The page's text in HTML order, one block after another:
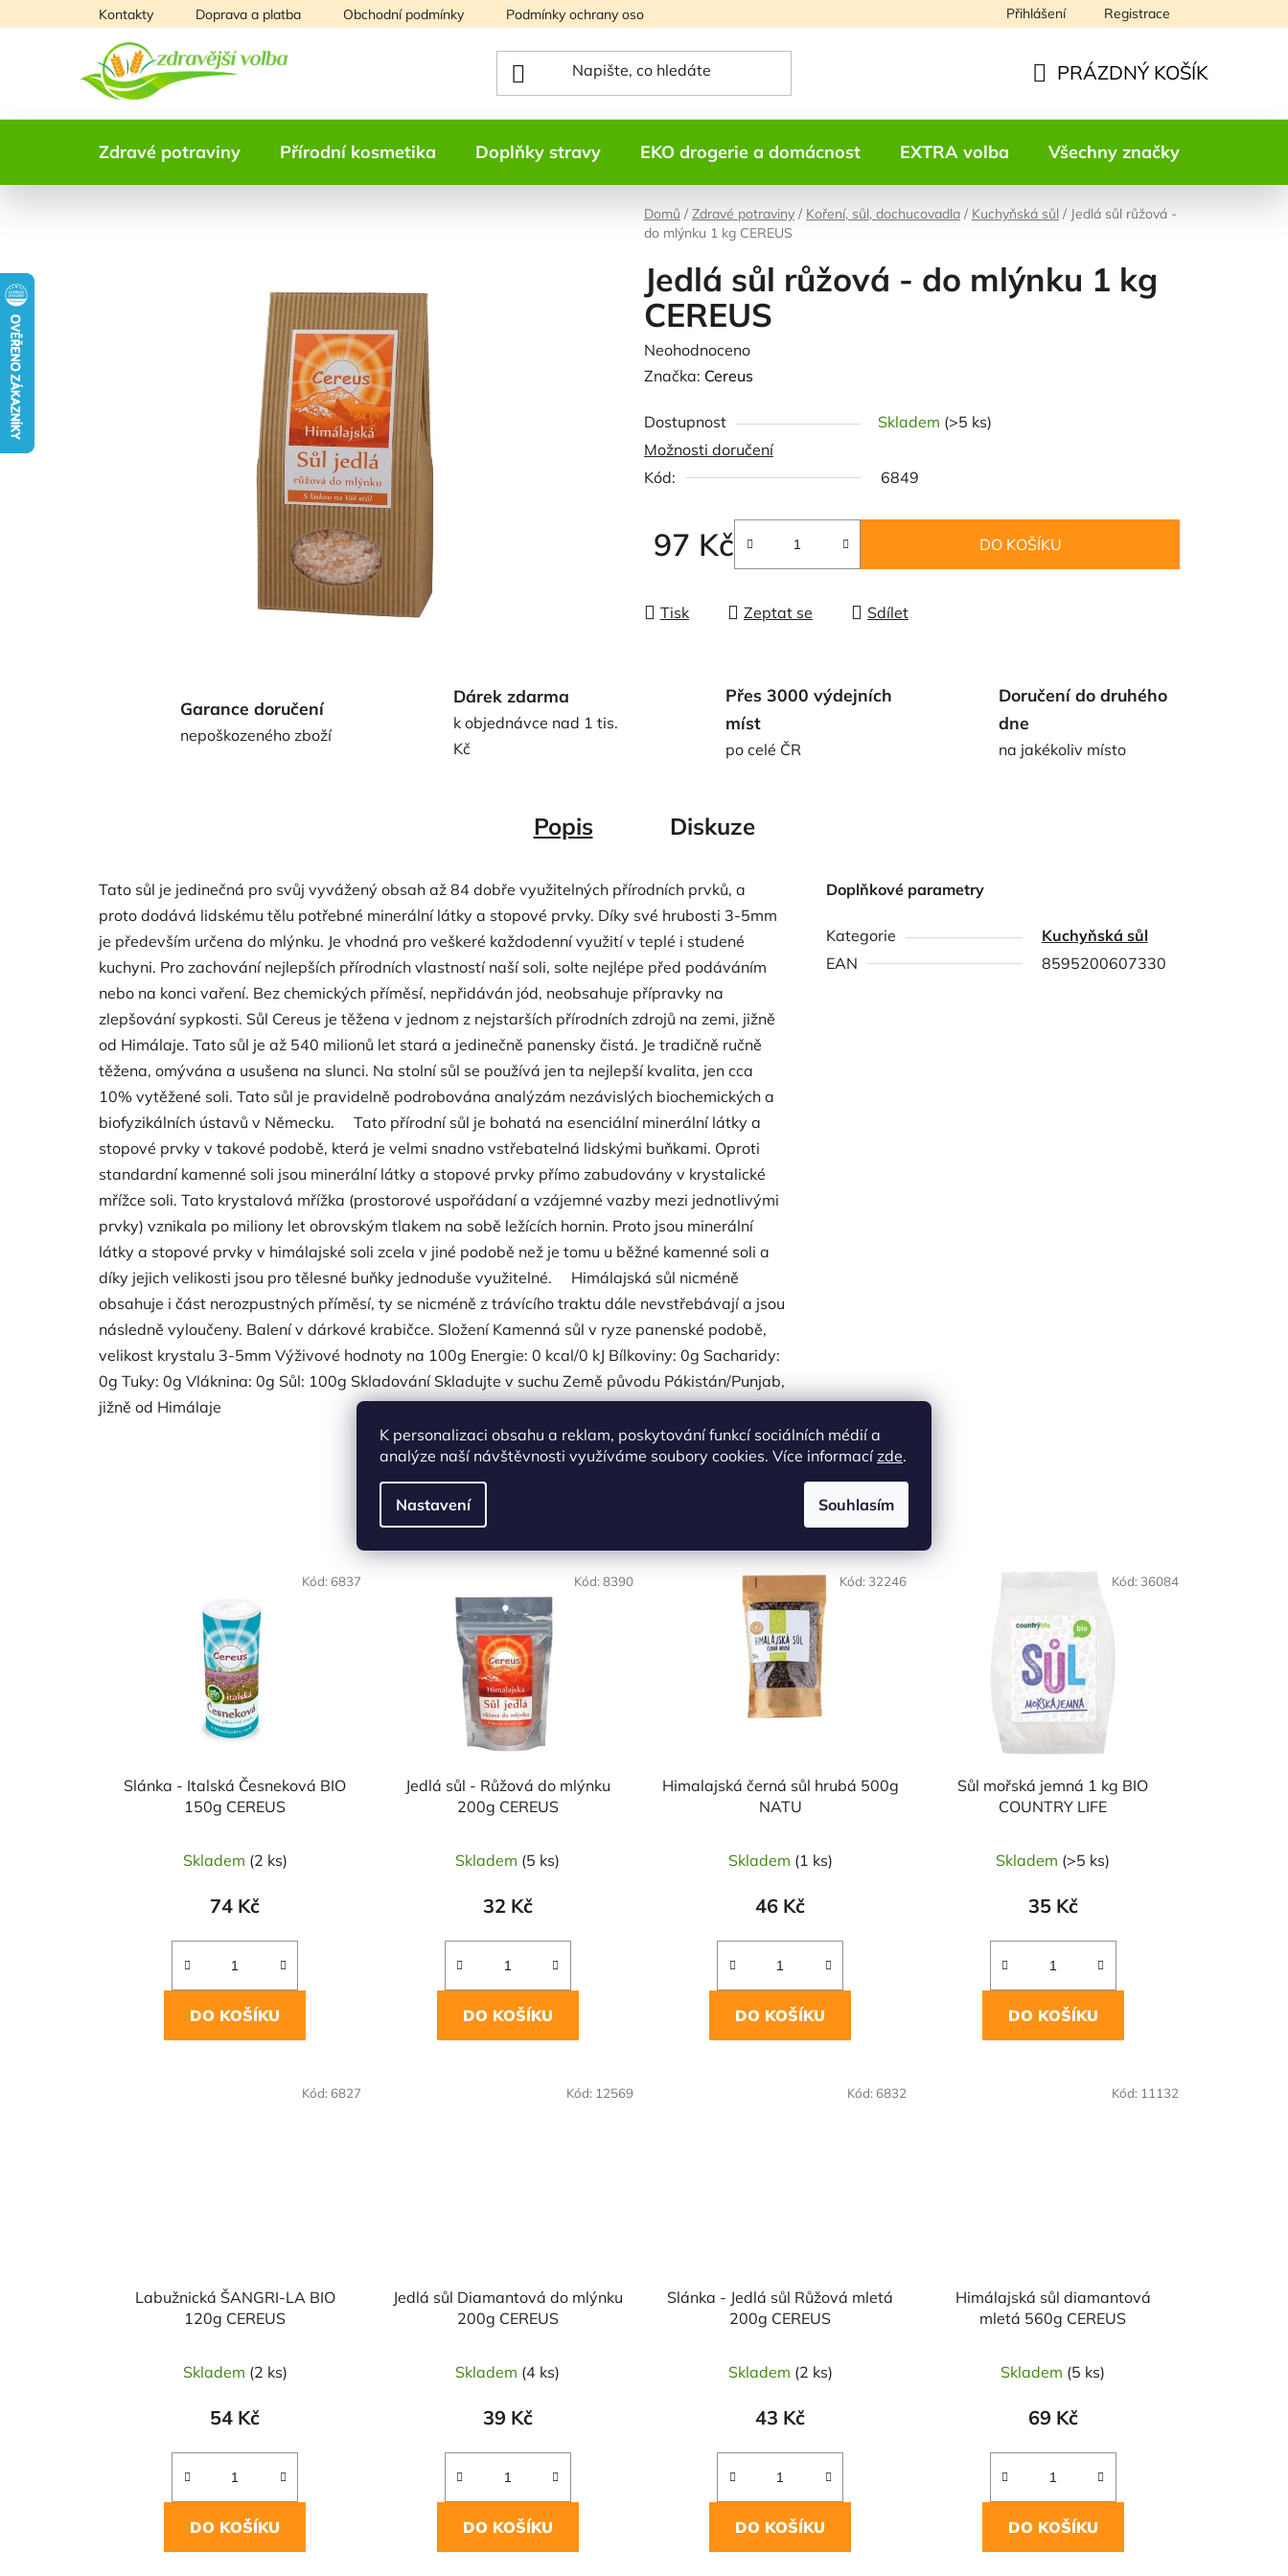
K personalizaci obsahu a reklam, poskytování funkcí sociálních médií a
analýze naší návštěvnosti využíváme soubory cookies. Více informacízde.
Nastavení Souhlasím
na
Kontakty Doprava a platba Obchodní podmínky Podmínky ochrany osobních údajů Přihlášení Registrace
KOŠÍK
PRÁZDNÝ KOŠÍK
Zdravé potraviny Přírodní kosmetika Doplňky stravy EKO drogerie a domácnost EXTRA volba Všechny značky
Domů / Zdravé potraviny / Koření, sůl, dochucovadla / Kuchyňská sůl / Jedlá sůl růžová -
do mlýnku 1 kg CEREUS
Jedlá sůl růžová - do mlýnku 1 kg
CEREUS
Průměrné
hodnocení
je
0,0
z
hvězdiček.
Neohodnoceno
Značka: Cereus
Dostupnost Skladem (>5 ks)
Možnosti doručení
Kód:
6849
97 Kč
Měrná cena:
DO KOŠÍKU
Tisk Zeptat se Sdílet
Garance doručení
nepoškozeného zboží
Dárek zdarma
k objednávce nad 1 tis.
Kč
Přes 3000 výdejních
míst
po celé ČR
Doručení do druhého
dne
na jakékoliv místo
Popis Diskuze
Tato sůl je jedinečná pro svůj vyvážený obsah až 84 dobře využitelných přírodních prvků, a
proto dodává lidskému tělu potřebné minerální látky a stopové prvky. Díky své hrubosti 3-5mm
je především určena do mlýnku. Je vhodná pro veškeré každodenní využití v teplé i studené
kuchyni. Pro zachování nejlepších přírodních vlastností naší soli, solte nejlépe před podáváním
nebo na konci vaření. Bez chemických příměsí, nepřidáván jód, neobsahuje přípravky na
zlepšování sypkosti. Sůl Cereus je těžena v jednom z nejstarších přírodních zdrojů na zemi, jižně
od Himálaje. Tato sůl je až 540 milionů let stará a jedinečně panensky čistá. Je tradičně ručně
těžena, omývána a usušena na slunci. Na stolní sůl se používá jen ta nejlepší kvalita, jen cca
10% vytěžené soli. Tato sůl je pravidelně podrobována analýzám nezávislých biochemických a
biofyzikálních ústavů v Německu. Tato přírodní sůl je bohatá na esenciální minerální látky a
stopové prvky v takové podobě, která je velmi snadno vstřebatelná lidskými buňkami. Oproti
standardní kamenné soli jsou minerální látky a stopové prvky přímo zabudovány v krystalické
mřížce soli. Tato krystalová mřížka (prostorové uspořádaní a vzájemné vazby mezi jednotlivými
prvky) vznikala po miliony let obrovským tlakem na sobě ležících hornin. Proto jsou minerální
látky a stopové prvky v himálajské soli zcela v jiné podobě než je tomu u běžné kamenné soli a
díky jejich velikosti jsou pro tělesné buňky jednoduše využitelné. Himálajská sůl nicméně
obsahuje i část nerozpustných příměsí, ty se nicméně z trávícího traktu dále nevstřebávají a jsou
následně vyloučeny. Balení v dárkové krabičce. Složení Kamenná sůl v ryze panenské podobě,
velikost krystalu 3-5mm Výživové hodnoty na 100g Energie: 0 kcal/0 kJ Bílkoviny: 0g Sacharidy:
0g Tuky: 0g Vláknina: 0g Sůl: 100g Skladování Skladujte v suchu Země původu Pákistán/Punjab,
jižně od Himálaje
Doplňkové parametry
Kategorie
Kuchyňská sůl
EAN
8595200607330
Slánka - Italská Česneková BIO
150g CEREUS
Skladem (2 ks)
74 Kč
DO KOŠÍKU
Kód: 6837
Jedlá sůl - Růžová do mlýnku
200g CEREUS
Skladem (5 ks)
32 Kč
DO KOŠÍKU
Kód: 8390
Himalajská černá sůl hrubá 500g
NATU
Skladem (1 ks)
46 Kč
DO KOŠÍKU
Kód: 32246
NAŠE OVĚŘENÁ
Sůl mořská jemná 1 kg BIO
COUNTRY LIFE
Skladem (>5 ks)
35 Kč
DO KOŠÍKU
Kód: 36084
Labužnická ŠANGRI-LA BIO
120g CEREUS
Skladem (2 ks)
54 Kč
DO KOŠÍKU
Kód: 6827
Jedlá sůl Diamantová do mlýnku
200g CEREUS
Skladem (4 ks)
39 Kč
DO KOŠÍKU
Kód: 12569
Slánka - Jedlá sůl Růžová mletá
200g CEREUS
Skladem (2 ks)
43 Kč
DO KOŠÍKU
Kód: 6832
Himálajská sůl diamantová
mletá 560g CEREUS
Skladem (5 ks)
69 Kč
DO KOŠÍKU
Kód: 11132